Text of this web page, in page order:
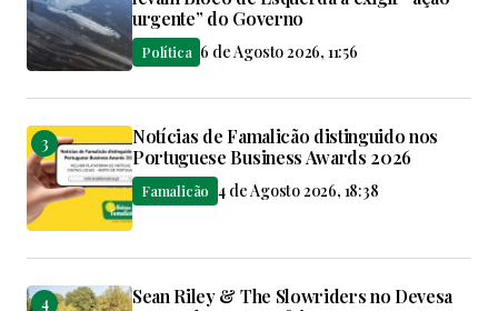
urgente” do Governo
Política 6 de Agosto 2026, 11:56
Notícias de Famalicão distinguido nos
Portuguese Business Awards 2026
Famalicão 4 de Agosto 2026, 18:38
Sean Riley & The Slowriders no Devesa